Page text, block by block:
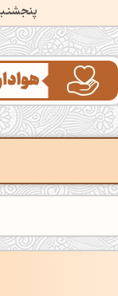
پنجشنبه 15